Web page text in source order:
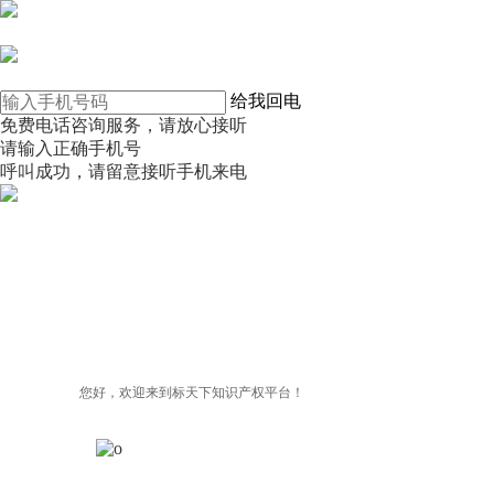
给我回电
免费电话咨询服务，请放心接听
请输入正确手机号
呼叫成功，请留意接听手机来电
您好，欢迎来到标天下知识产权平台！